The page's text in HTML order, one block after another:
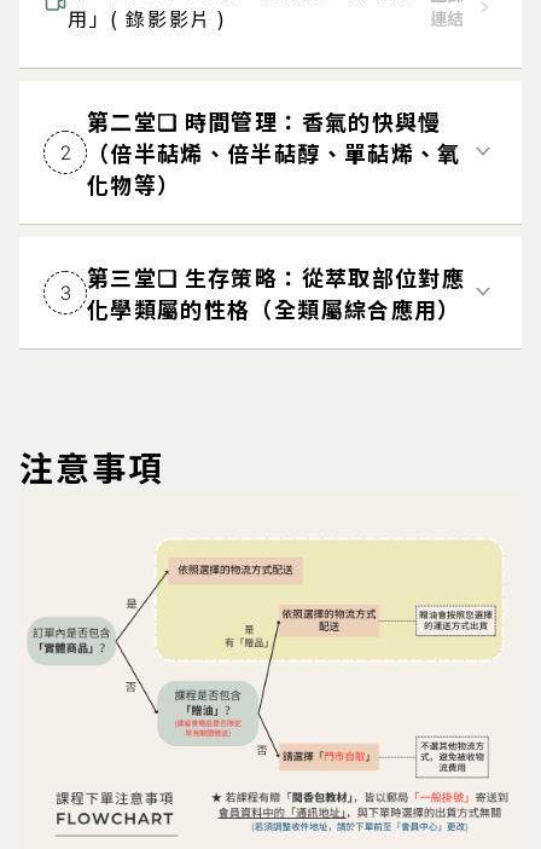
用」( 錄影影片 )
連結
2
第二堂❏ 時間管理：香氣的快與慢
（倍半萜烯、倍半萜醇、單萜烯、氧
化物等）
3
第三堂❏ 生存策略：從萃取部位對應
化學類屬的性格（全類屬綜合應用）
注意事項